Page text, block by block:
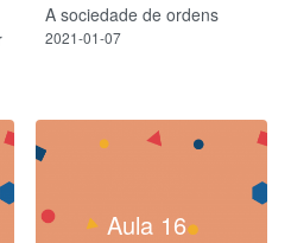
A sociedade de ordens
2021-01-07
Aula 16